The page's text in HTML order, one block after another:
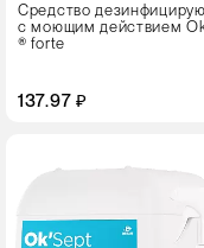
Средство
с моющим действием
® forte
137.97 ₽
5